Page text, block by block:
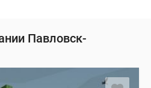
Павловск-